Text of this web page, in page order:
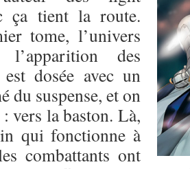
ça tient la route.
tome, l’univers
des
est dosée avec un
du suspense, et on
vers la baston. Là,
qui fonctionne à
combattants ont